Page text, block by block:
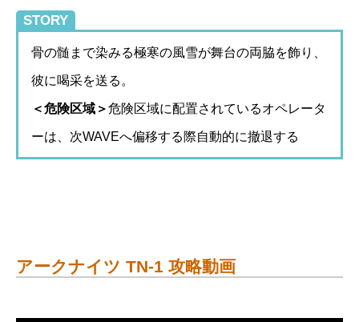
STORY
骨の髄まで染みる極寒の風雪が舞台の両脇を飾り、
彼に喝采を送る。
＜危険区域＞危険区域に配置されているオペレータ
ーは、次WAVEへ偏移する際自動的に撤退する
アークナイツ TN-1 攻略動画